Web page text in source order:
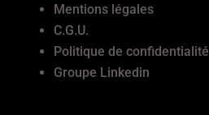
Mentions légales
C.G.U.
Politique de confidentialité
Groupe Linkedin